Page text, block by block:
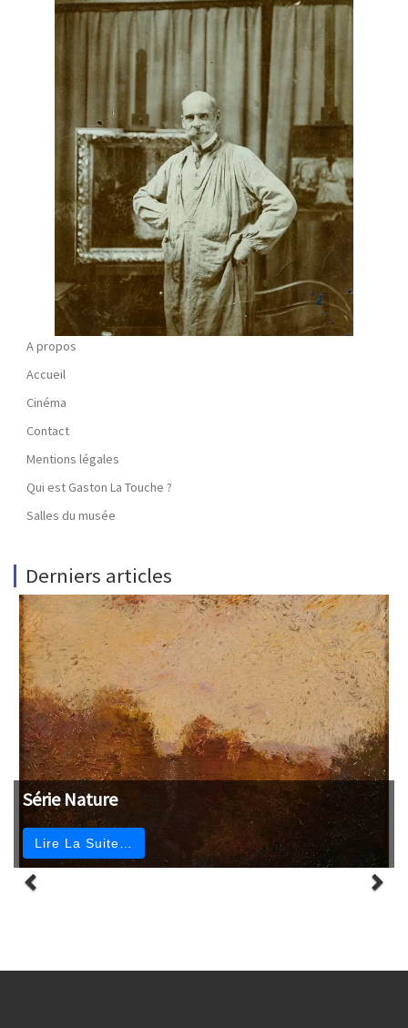
A propos
Accueil
Cinéma
Contact
Mentions légales
Qui est Gaston La Touche ?
Salles du musée
Derniers articles
Série Nature
Lire La Suite…